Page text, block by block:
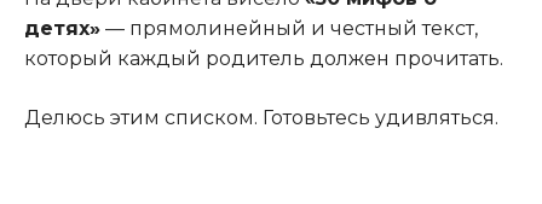
детях» — прямолинейный и честный текст,
который каждый родитель должен прочитать.
Делюсь этим списком. Готовьтесь удивляться.